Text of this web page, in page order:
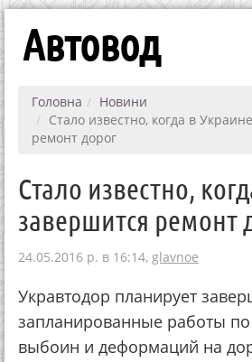
Автовод
Головна
Новини
Стало известно, когда в
ремонт дорог
Стало известно,
завершится ремонт
24.05.2016 р. в 16:14, glavnoe
Укравтодор планирует
запланированные работы
выбоин и деформаций на